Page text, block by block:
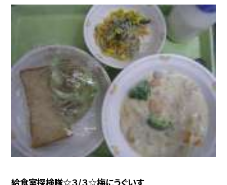
給食室探検隊☆３/３☆梅にうぐいす